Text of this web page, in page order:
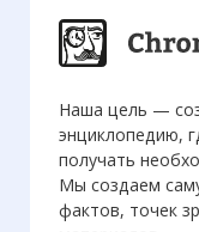
Наша цель —
энциклопедию,
получать
Мы создаем
фактов, точек